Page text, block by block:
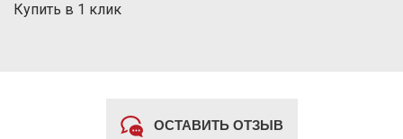
Купить в 1 клик
ОСТАВИТЬ ОТЗЫВ